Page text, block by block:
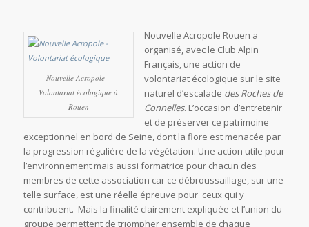
Nouvelle Acropole –
Volontariat écologique à
Rouen
Nouvelle Acropole Rouen a
organisé, avec le Club Alpin
Français, une action de
volontariat écologique sur le site
naturel d’escalade des Roches de
Connelles. L’occasion d’entretenir
et de préserver ce patrimoine
exceptionnel en bord de Seine, dont la flore est menacée par
la progression régulière de la végétation. Une action utile pour
l’environnement mais aussi formatrice pour chacun des
membres de cette association car ce débroussaillage, sur une
telle surface, est une réelle épreuve pour ceux qui y
contribuent. Mais la finalité clairement expliquée et l’union du
groupe permettent de triompher ensemble de chaque